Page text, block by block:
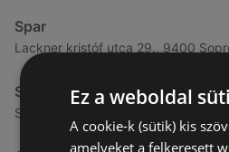
Spar
Lackner kristóf utca 29., 9400
Spar
Selmeci utca 15-17., 9400 Sopron
Ez a weboldal
A cookie-k (sütik) kis
amelyeket a felkeresett